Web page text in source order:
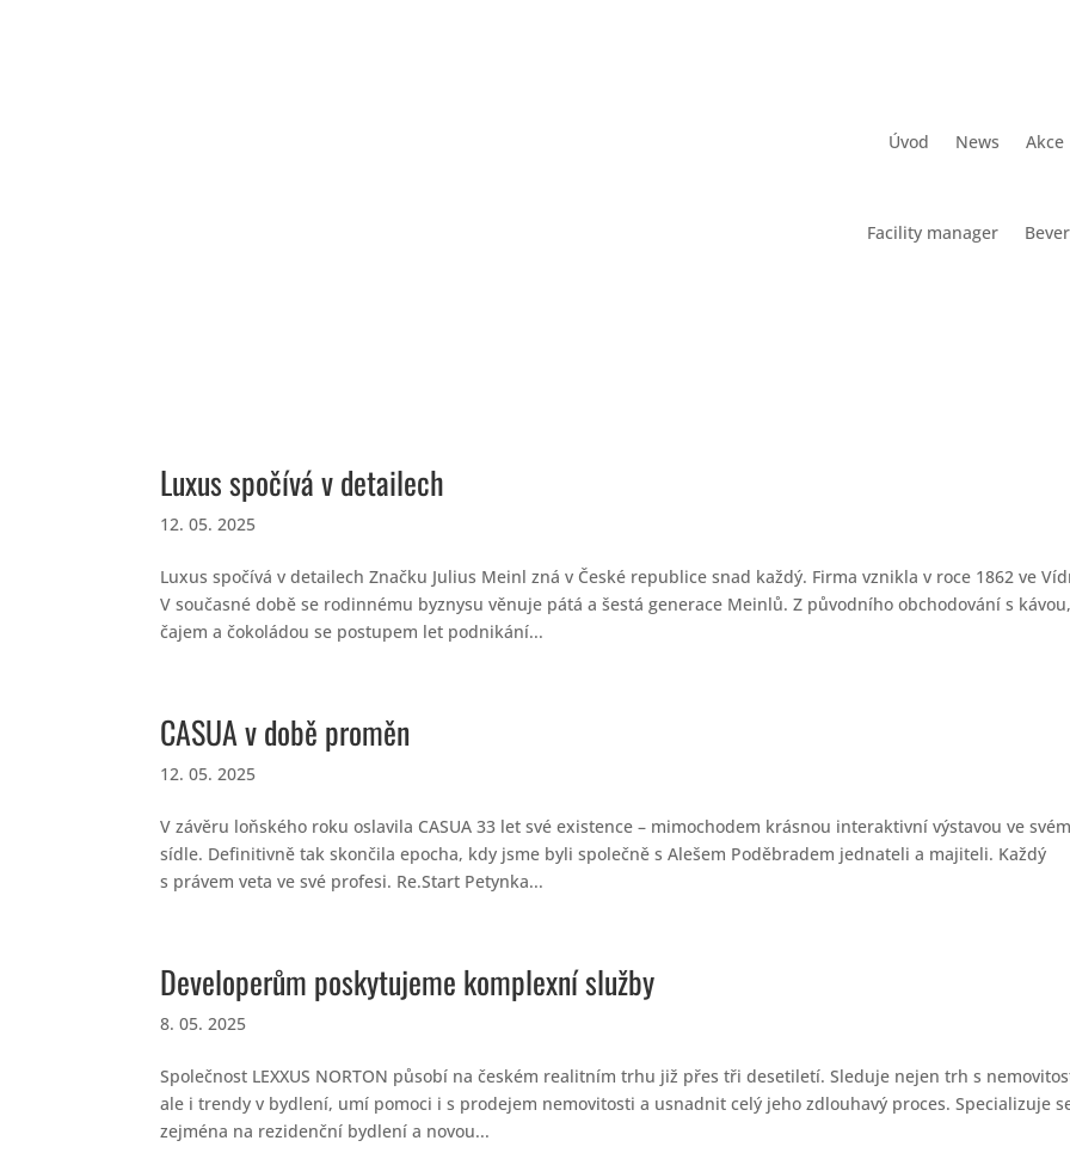
Úvod News Akce
Facility manager
Luxus spočívá v detailech
12. 05. 2025
Luxus spočívá v detailech Značku Julius Meinl zná v České republice snad každý. Firma vznikla v roce 1862 ve
V současné době se rodinnému byznysu věnuje pátá a šestá generace Meinlů. Z původního obchodování s kávou,
čajem a čokoládou se postupem let podnikání...
CASUA v době proměn
12. 05. 2025
V závěru loňského roku oslavila CASUA 33 let své existence – mimochodem krásnou interaktivní výstavou ve svém
sídle. Definitivně tak skončila epocha, kdy jsme byli společně s Alešem Poděbradem jednateli a majiteli. Každý
s právem veta ve své profesi. Re.Start Petynka...
Developerům poskytujeme komplexní služby
8. 05. 2025
Společnost LEXXUS NORTON působí na českém realitním trhu již přes tři desetiletí. Sleduje nejen trh s
ale i trendy v bydlení, umí pomoci i s prodejem nemovitosti a usnadnit celý jeho zdlouhavý proces. Specializuje
zejména na rezidenční bydlení a novou...